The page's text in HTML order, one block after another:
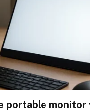
portable monitor